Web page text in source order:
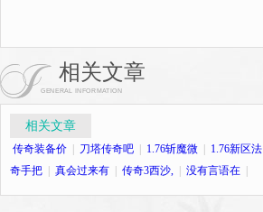
相关文章
GENERAL INFORMATION
相关文章
传奇装备价 刀塔传奇吧 1.76斩魔微 1.76新区法
奇手把
真会过来有 传奇3西沙, 没有言语在